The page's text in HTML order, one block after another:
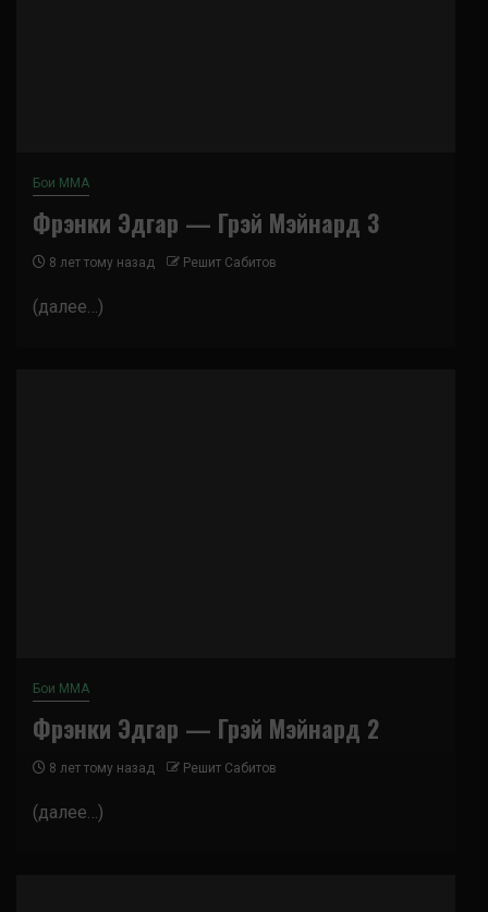
Бои ММА
Фрэнки Эдгар — Грэй Мэйнард 3
8 лет тому назад Решит Сабитов
(далее…)
Бои ММА
Фрэнки Эдгар — Грэй Мэйнард 2
8 лет тому назад Решит Сабитов
(далее…)